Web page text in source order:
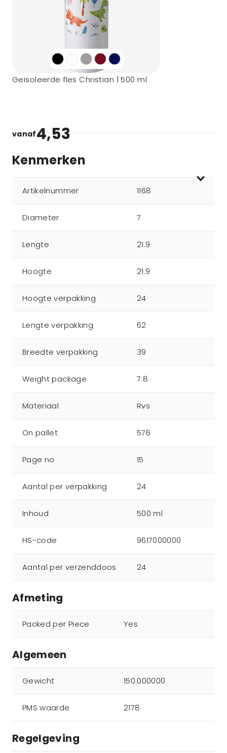
Geïsoleerde fles Christian | 500 ml
vanaf4,53
Kenmerken
Artikelnummer 1168
Diameter 7
Lengte 21.9
Hoogte 21.9
Hoogte verpakking 24
Lengte verpakking 62
Breedte verpakking 39
Weight package 7.8
Materiaal Rvs
On pallet 576
Page no 15
Aantal per verpakking 24
Inhoud 500 ml
HS-code 9617000000
Aantal per verzenddoos 24
Afmeting
Packed per Piece Yes
Algemeen
Gewicht 150.000000
PMS waarde 2178
Regelgeving